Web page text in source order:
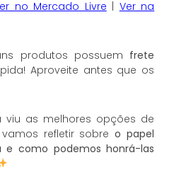
no Mercado Livre | Ver na
produtos possuem frete
Aproveite antes que os
viu as melhores opções de
refletir sobreo papel
e como podemos honrá-las